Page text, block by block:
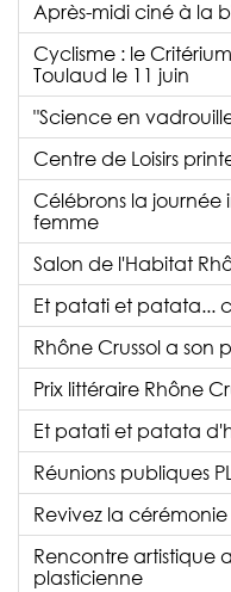
Après-midi ciné à la
Cyclisme : le
Toulaud le 11 juin
"Science en
Centre de Loisirs
Célébrons la journée
femme
Salon de l'Habitat
Et patati et patata...
Rhône Crussol a son
Prix littéraire Rhône
Et patati et patata
Réunions publiques
Revivez la
Rencontre artistique
plasticienne